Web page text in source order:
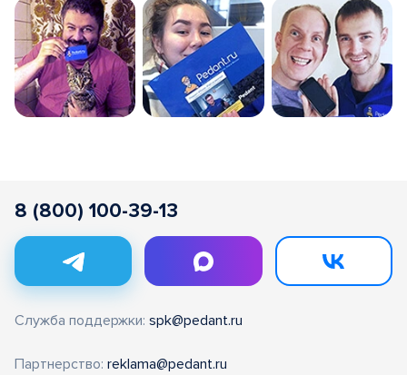
8 (800) 100-39-13
Служба поддержки: spk@pedant.ru
Партнерство: reklama@pedant.ru